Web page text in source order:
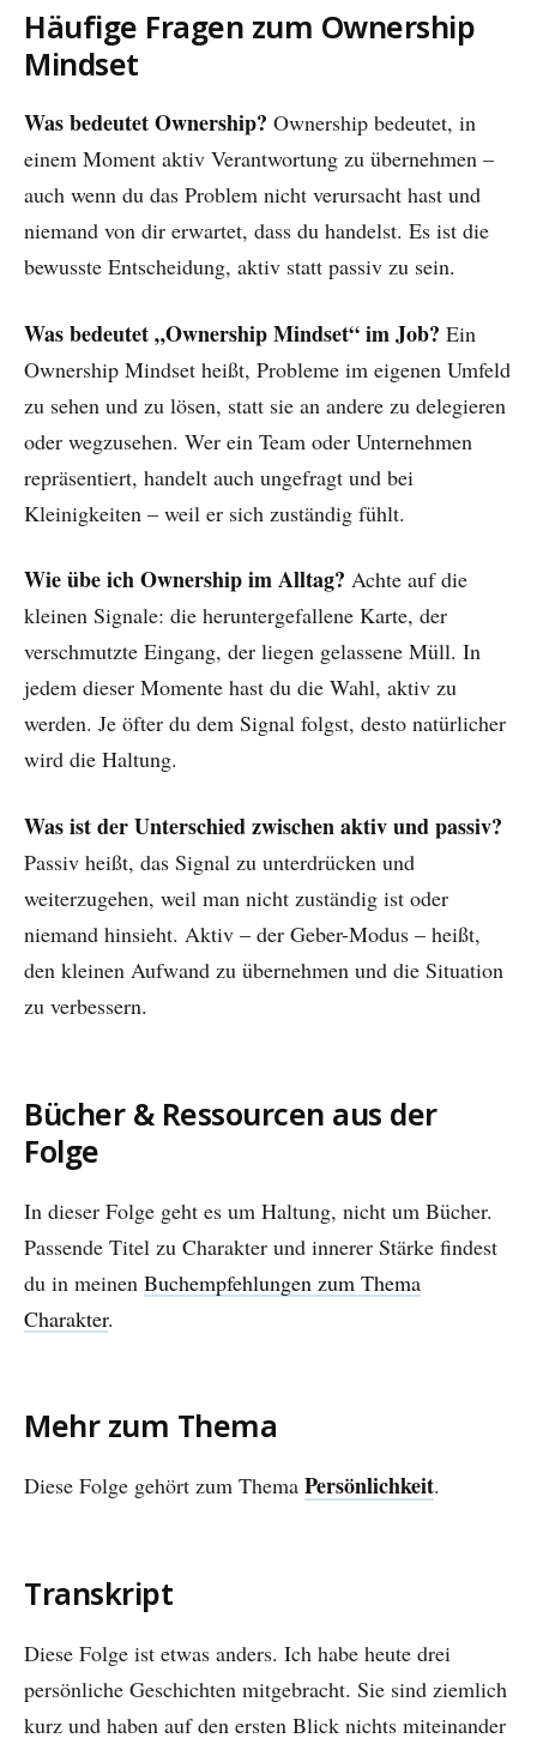
Häufige Fragen zum Ownership
Mindset
Was bedeutet Ownership? Ownership bedeutet, in
einem Moment aktiv Verantwortung zu übernehmen –
auch wenn du das Problem nicht verursacht hast und
niemand von dir erwartet, dass du handelst. Es ist die
bewusste Entscheidung, aktiv statt passiv zu sein.
Was bedeutet „Ownership Mindset“ im Job? Ein
Ownership Mindset heißt, Probleme im eigenen Umfeld
zu sehen und zu lösen, statt sie an andere zu delegieren
oder wegzusehen. Wer ein Team oder Unternehmen
repräsentiert, handelt auch ungefragt und bei
Kleinigkeiten – weil er sich zuständig fühlt.
Wie übe ich Ownership im Alltag? Achte auf die
kleinen Signale: die heruntergefallene Karte, der
verschmutzte Eingang, der liegen gelassene Müll. In
jedem dieser Momente hast du die Wahl, aktiv zu
werden. Je öfter du dem Signal folgst, desto natürlicher
wird die Haltung.
Was ist der Unterschied zwischen aktiv und passiv?
Passiv heißt, das Signal zu unterdrücken und
weiterzugehen, weil man nicht zuständig ist oder
niemand hinsieht. Aktiv – der Geber-Modus – heißt,
den kleinen Aufwand zu übernehmen und die Situation
zu verbessern.
Bücher & Ressourcen aus der
Folge
In dieser Folge geht es um Haltung, nicht um Bücher.
Passende Titel zu Charakter und innerer Stärke findest
du in meinen Buchempfehlungen zum Thema
Charakter.
Mehr zum Thema
Diese Folge gehört zum Thema Persönlichkeit.
Transkript
Diese Folge ist etwas anders. Ich habe heute drei
persönliche Geschichten mitgebracht. Sie sind ziemlich
kurz und haben auf den ersten Blick nichts miteinander